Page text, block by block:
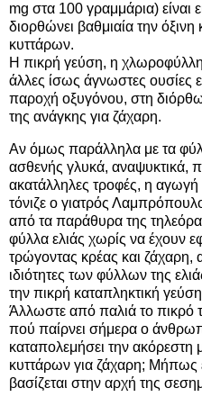
mg στα 100 γραμμάρια) είναι
διορθώνει βαθμιαία την
κυττάρων.
Η πικρή γεύση, η
άλλες ίσως άγνωστες ουσίες
παροχή οξυγόνου, στη
της ανάγκης για ζάχαρη.
Αν όμως παράλληλα με τα
ασθενής γλυκά, αναψυκτικά,
ακατάλληλες τροφές, η αγωγή
τόνιζε ο γιατρός
από τα παράθυρα της
φύλλα ελιάς χωρίς να έχουν
τρώγοντας κρέας και ζάχαρη,
ιδιότητες των φύλλων της
την πικρή καταπληκτική
Άλλωστε από παλιά το πικρό
πού παίρνει σήμερα ο
καταπολεμήσει την ακόρεστη
κυττάρων για ζάχαρη; Μήπως
βασίζεται στην αρχή της